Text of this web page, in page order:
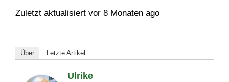
Zuletzt aktualisiert vor 8 Monaten ago
Über Letzte Artikel
Ulrike